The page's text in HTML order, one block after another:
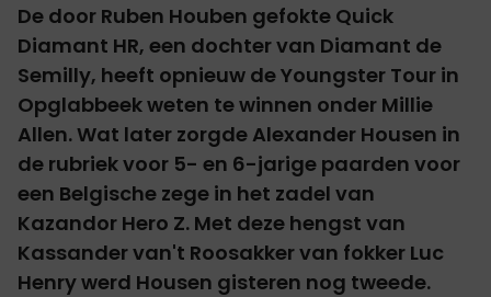
De door Ruben Houben gefokte Quick
Diamant HR, een dochter van Diamant de
Semilly, heeft opnieuw de Youngster Tour in
Opglabbeek weten te winnen onder Millie
Allen. Wat later zorgde Alexander Housen in
de rubriek voor 5- en 6-jarige paarden voor
een Belgische zege in het zadel van
Kazandor Hero Z. Met deze hengst van
Kassander van't Roosakker van fokker Luc
Henry werd Housen gisteren nog tweede.